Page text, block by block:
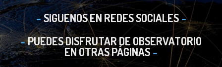
SIGUENOS EN REDES SOCIALES
PUEDES DISFRUTAR DE OBSERVATORIO
EN OTRAS PÁGINAS